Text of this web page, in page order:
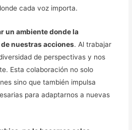
cada voz importa.
un ambiente donde la
nuestras acciones. Al trabajar
de perspectivas y nos
Esta colaboración no solo
sino que también impulsa
para adaptarnos a nuevas